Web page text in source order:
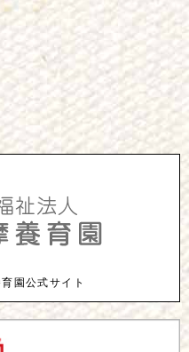
園公式サイト